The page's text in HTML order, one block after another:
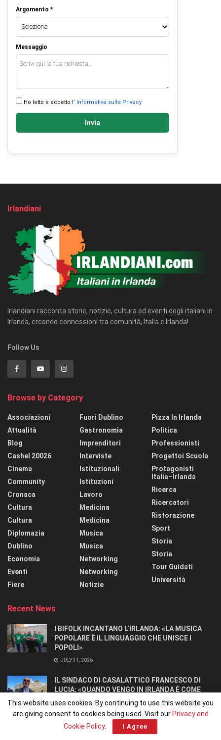
Argomento *
Messaggio
Ho letto e accetto l’ Informativa sulla Privacy
Invia
Irlandiani
Irlandiani racconta storie, notizie, cultura ed eventi degli italiani in
Irlanda, creando connessioni tra comunità, Italia e Irlanda!
Follow Us
Browse by Category
Associazioni
Attualità
Blog
Cashel 20026
Cinema
Community
Cronaca
Cultura
Cultura
Diplomazia
Dublino
Economia
Eventi
Fiere
Fuori Dublino
Gastronomia
Imprenditori
Interviste
Istituzionali
Istituzioni
Lavoro
Medicina
Medicina
Musica
Musica
Networking
Networking
Notizie
Pizza In Irlanda
Politica
Professionisti
Progettoi Scuola
Protagonisti
Italia–Irlanda
Ricerca
Ricercatori
Ristorazione
Sport
Storia
Storia
Tour Guidati
Università
Recent News
I BIFOLK INCANTANO L’IRLANDA: «LA MUSICA
POPOLARE È IL LINGUAGGIO CHE UNISCE I
POPOLI»
JULY 31, 2026
IL SINDACO DI CASALATTICO FRANCESCO DI
LUCIA: «QUANDO VENGO IN IRLANDA È COME
TORNARE A CASA».
JULY 27, 2026
This website uses cookies. By continuing to use this website you
are giving consent to cookies being used. Visit our Privacy and
Cookie Policy. I Agree